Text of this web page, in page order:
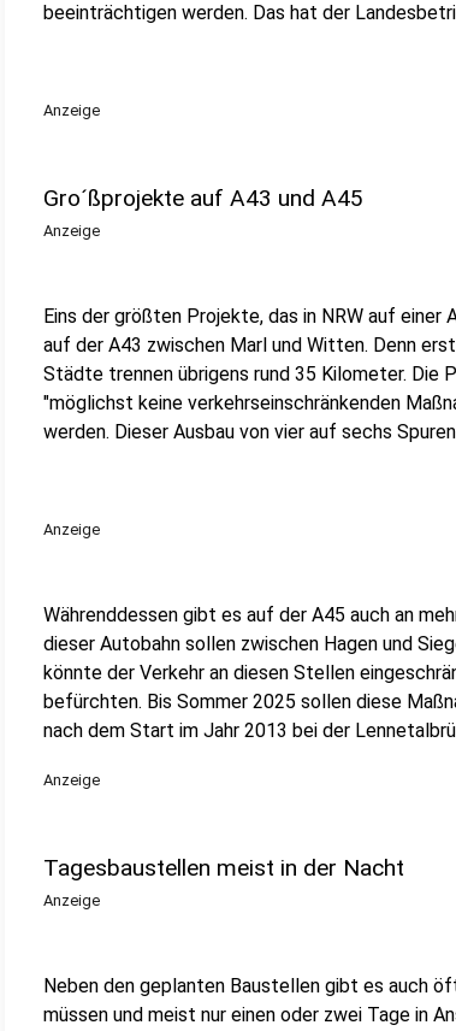
beeinträchtigen werden. Das hat der
Anzeige
Gro´ßprojekte auf A43 und A45
Anzeige
Eins der größten Projekte, das in NRW auf
auf der A43 zwischen Marl und Witten. Denn
Städte trennen übrigens rund 35 Kilometer. Die
"möglichst keine verkehrseinschränkenden
werden. Dieser Ausbau von vier auf sechs
Anzeige
Währenddessen gibt es auf der A45 auch an
dieser Autobahn sollen zwischen Hagen und
könnte der Verkehr an diesen Stellen
befürchten. Bis Sommer 2025 sollen diese
nach dem Start im Jahr 2013 bei der
Anzeige
Tagesbaustellen meist in der Nacht
Anzeige
Neben den geplanten Baustellen gibt es auch
müssen und meist nur einen oder zwei Tage in